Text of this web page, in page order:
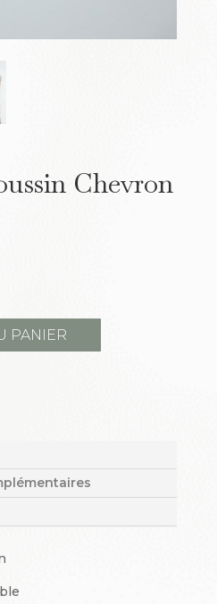
Chevron
PANIER